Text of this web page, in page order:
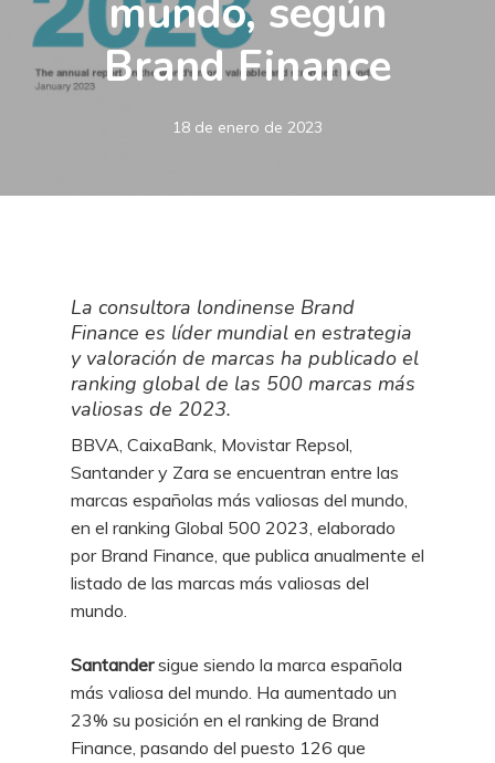
mundo, según
Brand Finance
18 de enero de 2023
La consultora londinense Brand
Finance es líder mundial en estrategia
y valoración de marcas ha publicado el
ranking global de las 500 marcas más
valiosas de 2023.
BBVA, CaixaBank, Movistar Repsol,
Santander y Zara se encuentran entre las
marcas españolas más valiosas del mundo,
en el ranking Global 500 2023, elaborado
por Brand Finance, que publica anualmente el
listado de las marcas más valiosas del
mundo.
Santandersigue siendo la marca española
más valiosa del mundo. Ha aumentado un
23% su posición en el ranking de Brand
Finance, pasando del puesto 126 que